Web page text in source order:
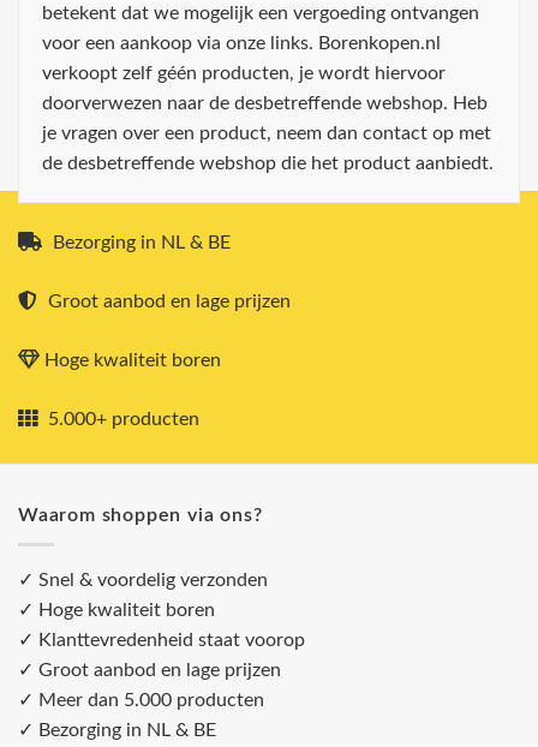
betekent dat we mogelijk een vergoeding ontvangen
voor een aankoop via onze links. Borenkopen.nl
verkoopt zelf géén producten, je wordt hiervoor
doorverwezen naar de desbetreffende webshop. Heb
je vragen over een product, neem dan contact op met
de desbetreffende webshop die het product aanbiedt.
Bezorging in NL & BE
Groot aanbod en lage prijzen
Hoge kwaliteit boren
5.000+ producten
Waarom shoppen via ons?
✓ Snel & voordelig verzonden
✓ Hoge kwaliteit boren
✓ Klanttevredenheid staat voorop
✓ Groot aanbod en lage prijzen
✓ Meer dan 5.000 producten
✓ Bezorging in NL & BE